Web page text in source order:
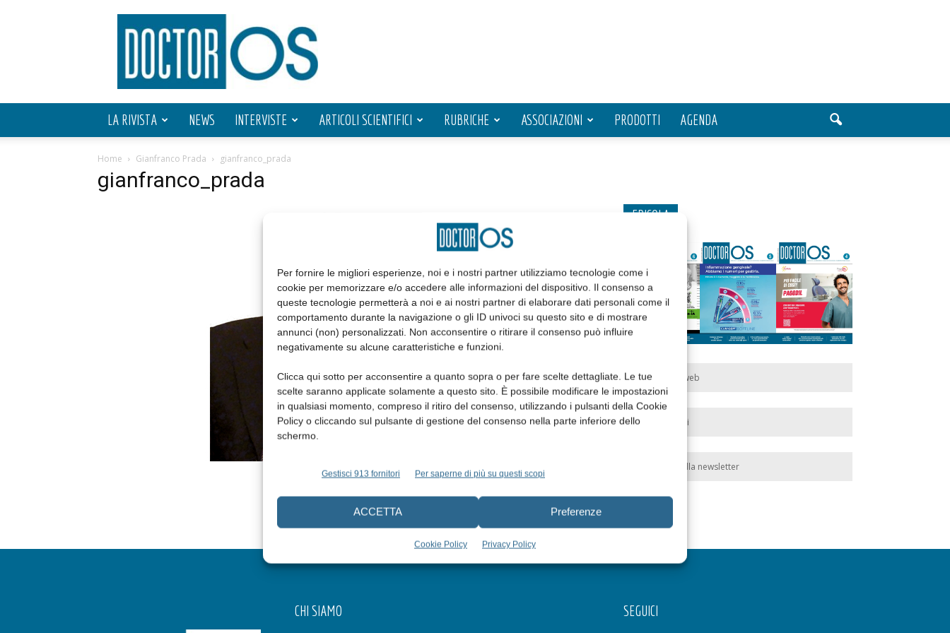
Per fornire le migliori esperienze, noi e i nostri partner utilizziamo tecnologie come i
cookie per memorizzare e/o accedere alle informazioni del dispositivo. Il consenso a
queste tecnologie permetterà a noi e ai nostri partner di elaborare dati personali come il
comportamento durante la navigazione o gli ID univoci su questo sito e di mostrare
annunci (non) personalizzati. Non acconsentire o ritirare il consenso può influire
negativamente su alcune caratteristiche e funzioni.
Clicca qui sotto per acconsentire a quanto sopra o per fare scelte dettagliate. Le tue
scelte saranno applicate solamente a questo sito. È possibile modificare le impostazioni
in qualsiasi momento, compreso il ritiro del consenso, utilizzando i pulsanti della Cookie
Policy o cliccando sul pulsante di gestione del consenso nella parte inferiore dello
schermo.
Gestisci 913 fornitori Per saperne di più su questi scopi
ACCETTA Preferenze
Cookie Policy Privacy Policy
Doctor
OS
LA RIVISTA NEWS INTERVISTE ARTICOLI SCIENTIFICI RUBRICHE ASSOCIAZIONI PRODOTTI AGENDA
Home Gianfranco Prada gianfranco_prada
gianfranco_prada
EDICOLA
Edicola web
Abbonati
Iscriviti alla newsletter
CHI SIAMO SEGUICI